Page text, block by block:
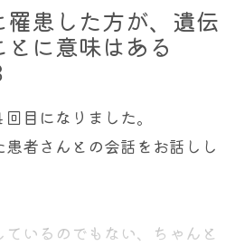
確約されている日、つまり
到達したその日にしっかり
常と診断された自分の乳腺
今日なかったものは何か触
それを探すのが自己検診な
＊＊＊＊＊＊＊＊＊＊＊＊＊
患した方が、遺伝
に意味はある
目になりました。
者さんとの会話をお話しし
ているのでもない、ちゃんと